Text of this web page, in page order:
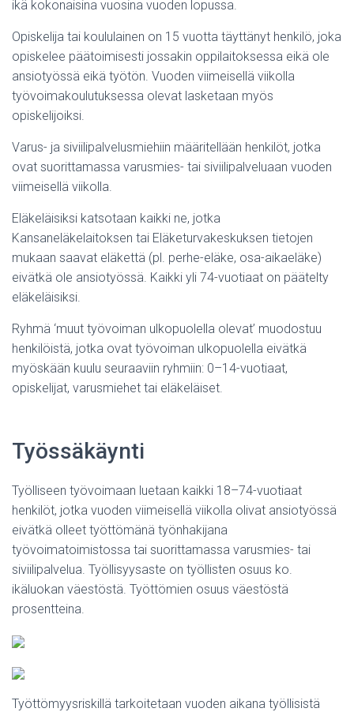
ikä kokonaisina vuosina vuoden lopussa.
Opiskelija tai koululainen on 15 vuotta täyttänyt henkilö, joka
opiskelee päätoimisesti jossakin oppilaitoksessa eikä ole
ansiotyössä eikä työtön. Vuoden viimeisellä viikolla
työvoimakoulutuksessa olevat lasketaan myös
opiskelijoiksi.
Varus- ja siviilipalvelusmiehiin määritellään henkilöt, jotka
ovat suorittamassa varusmies- tai siviilipalveluaan vuoden
viimeisellä viikolla.
Eläkeläisiksi katsotaan kaikki ne, jotka
Kansaneläkelaitoksen tai Eläketurvakeskuksen tietojen
mukaan saavat eläkettä (pl. perhe-eläke, osa-aikaeläke)
eivätkä ole ansiotyössä. Kaikki yli 74-vuotiaat on päätelty
eläkeläisiksi.
Ryhmä ‘muut työvoiman ulkopuolella olevat’ muodostuu
henkilöistä, jotka ovat työvoiman ulkopuolella eivätkä
myöskään kuulu seuraaviin ryhmiin: 0–14-vuotiaat,
opiskelijat, varusmiehet tai eläkeläiset.
Työssäkäynti
Työlliseen työvoimaan luetaan kaikki 18–74-vuotiaat
henkilöt, jotka vuoden viimeisellä viikolla olivat ansiotyössä
eivätkä olleet työttömänä työnhakijana
työvoimatoimistossa tai suorittamassa varusmies- tai
siviilipalvelua. Työllisyysaste on työllisten osuus ko.
ikäluokan väestöstä. Työttömien osuus väestöstä
prosentteina.
Työttömyysriskillä tarkoitetaan vuoden aikana työllisistä